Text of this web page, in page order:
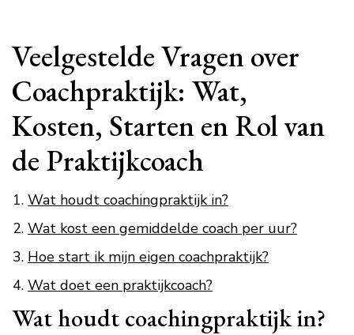
Veelgestelde Vragen over
Coachpraktijk: Wat,
Kosten, Starten en Rol van
de Praktijkcoach
Wat houdt coachingpraktijk in?
Wat kost een gemiddelde coach per uur?
Hoe start ik mijn eigen coachpraktijk?
Wat doet een praktijkcoach?
Wat houdt coachingpraktijk in?